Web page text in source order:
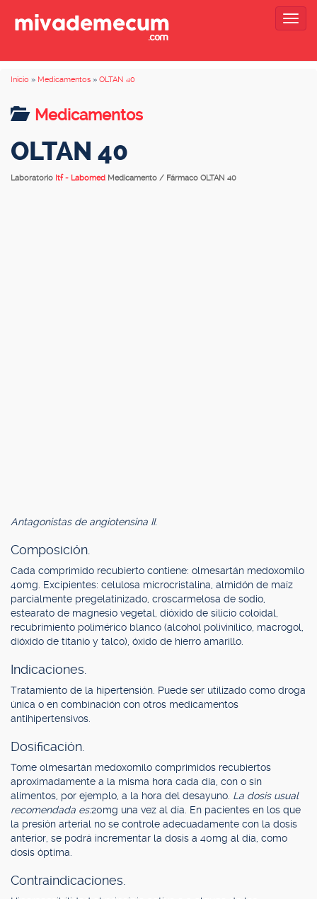
Inicio » Medicamentos » OLTAN 40
Medicamentos
OLTAN 40
Laboratorio Itf - Labomed Medicamento / Fármaco OLTAN 40
Antagonistas de angiotensina II.
Composición.
Cada comprimido recubierto contiene: olmesartán medoxomilo
40mg. Excipientes: celulosa microcristalina, almidón de maíz
parcialmente pregelatinizado, croscarmelosa de sodio,
estearato de magnesio vegetal, dióxido de silicio coloidal,
recubrimiento polimérico blanco (alcohol polivinílico, macrogol,
dióxido de titanio y talco), óxido de hierro amarillo.
Indicaciones.
Tratamiento de la hipertensión. Puede ser utilizado como droga
única o en combinación con otros medicamentos
antihipertensivos.
Dosificación.
Tome olmesartán medoxomilo comprimidos recubiertos
aproximadamente a la misma hora cada día, con o sin
alimentos, por ejemplo, a la hora del desayuno. La dosis usual
recomendada es:20mg una vez al día. En pacientes en los que
la presión arterial no se controle adecuadamente con la dosis
anterior, se podrá incrementar la dosis a 40mg al día, como
dosis óptima.
Contraindicaciones.